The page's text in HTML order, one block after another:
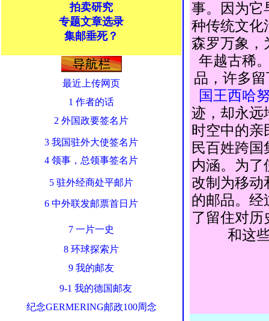
拍卖研究
专题文章选录
集邮垂死？
最近上传网页
1 作者的话
2 外国政要签名片
3 我国驻外大使签名片
4 领事，总领事签名片
5 驻外经商处平邮片
6 中外联发邮票首日片
7 一片一史
8 环球探索片
9 我的邮友
9-1 我的德国邮友
纪念GERMERING邮政100周念
事。因为它
种传统文化
森罗万象，
年越古稀
品，许多
国王西哈
迹，却永远
时空中的亲
民百姓跨
内涵。为了
改制为移动
的邮品。经
了留住对历
和这